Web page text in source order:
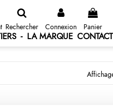
Rechercher Connexion Panier
- LA MARQUE CONTACT